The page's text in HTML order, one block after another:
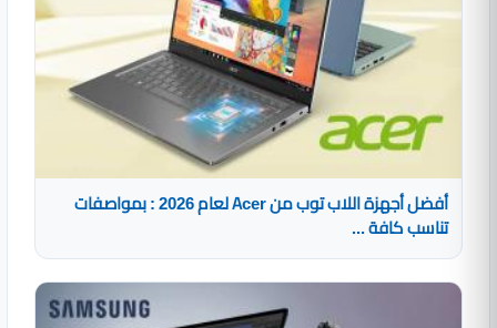
أفضل أجهزة اللاب توب من Acer لعام 2026 : بمواصفات
تناسب كافة ...